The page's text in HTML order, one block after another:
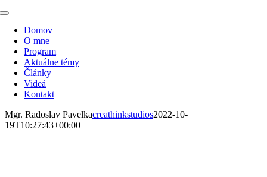
Skip
content
Toggle
NavigationDomov
O mne
Program
Aktuálne témy
Články
Videá
Kontakt
Mgr. Radoslav Pavelkacreathinkstudios2022-10-
19T10:27:43+00:00